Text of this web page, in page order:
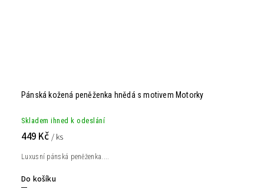
Pánská kožená peněženka hnědá s motivem Motorky
Skladem ihned k odeslání
449 Kč / ks
Do košíku
Luxusní pánská peněženka....